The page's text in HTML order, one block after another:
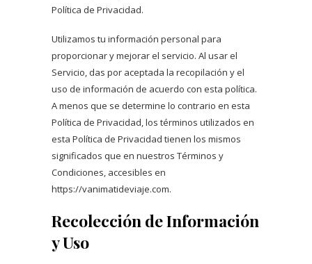
Política de Privacidad.
Utilizamos tu información personal para
proporcionar y mejorar el servicio. Al usar el
Servicio, das por aceptada la recopilación y el
uso de información de acuerdo con esta política.
A menos que se determine lo contrario en esta
Política de Privacidad, los términos utilizados en
esta Política de Privacidad tienen los mismos
significados que en nuestros Términos y
Condiciones, accesibles en
https://vanimatideviaje.com.
Recolección de Información
y Uso